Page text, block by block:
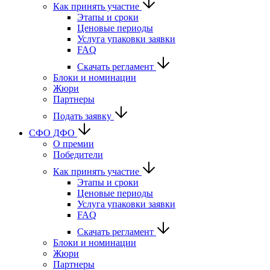
Как принять участие
Этапы и сроки
Ценовые периоды
Услуга упаковки заявки
FAQ
Скачать регламент
Блоки и номинации
Жюри
Партнеры
Подать заявку
CФО ДФО
О премии
Победители
Как принять участие
Этапы и сроки
Ценовые периоды
Услуга упаковки заявки
FAQ
Скачать регламент
Блоки и номинации
Жюри
Партнеры